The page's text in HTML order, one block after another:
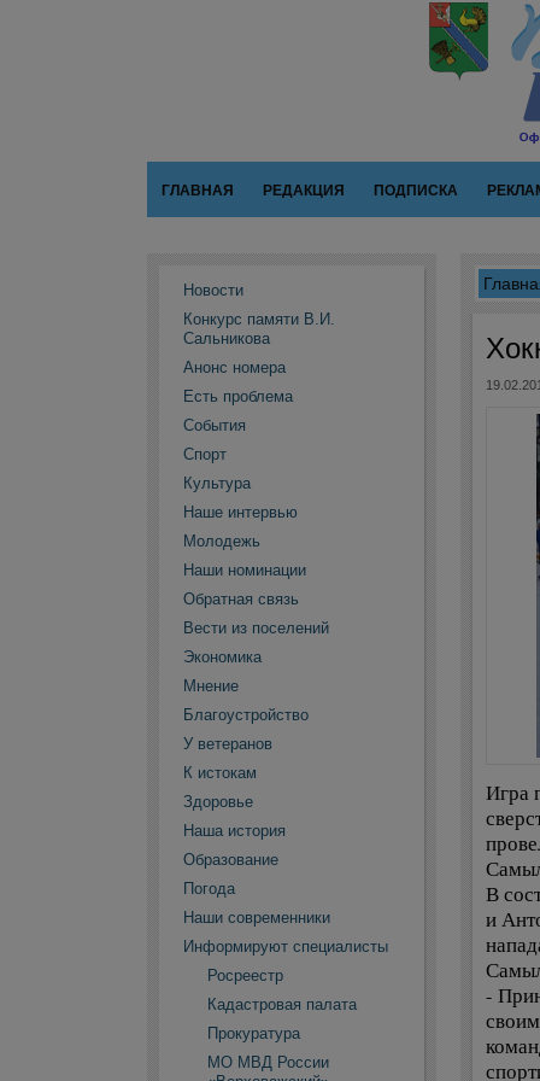
ГЛАВНАЯ РЕДАКЦИЯ ПОДПИСКА
Новости
Конкурс памяти В.И.
Сальникова
Анонс номера
Есть проблема
События
Спорт
Культура
Наше интервью
Молодежь
Наши номинации
Обратная связь
Вести из поселений
Экономика
Мнение
Благоустройство
У ветеранов
К истокам
Здоровье
Наша история
Образование
Погода
Наши современники
Информируют специалисты
Росреестр
Кадастровая палата
Прокуратура
МО МВД России
Игра
В
и
-